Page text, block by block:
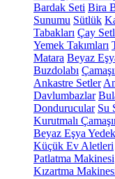
Bardak Seti Bira
Sunumu Sütlük
Tabakları Çay
Yemek Takımları
Matara Beyaz
Buzdolabı
Ankastre Setler
Davlumbazlar
Dondurucular Su
Kurutmalı
Beyaz Eşya
Küçük Ev Aletleri
Patlatma Makinesi
Kızartma